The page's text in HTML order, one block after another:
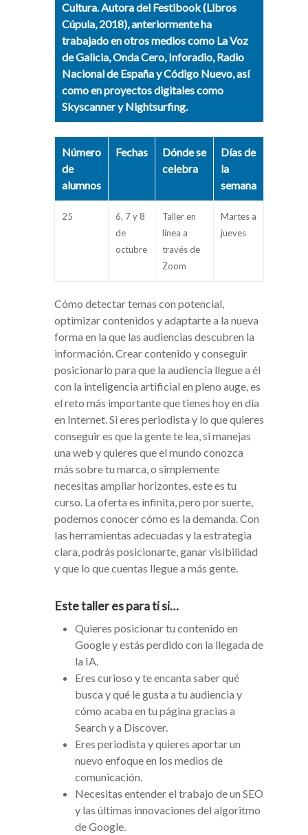
Cultura. Autora del Festibook (Libros
Cúpula, 2018), anteriormente ha
trabajado en otros medios como La Voz
de Galicia, Onda Cero, Inforadio, Radio
Nacional de España y Código Nuevo, así
como en proyectos digitales como
Skyscanner y Nightsurfing.
Número
de
alumnos
Fechas
Dónde se
celebra
Días de
la
semana
25
6, 7 y 8
de
octubre
Taller en
línea a
través de
Zoom
Martes a
jueves
Cómo detectar temas con potencial,
optimizar contenidos y adaptarte a la nueva
forma en la que las audiencias descubren la
información. Crear contenido y conseguir
posicionarlo para que la audiencia llegue a él
con la inteligencia artificial en pleno auge, es
el reto más importante que tienes hoy en día
en Internet. Si eres periodista y lo que quieres
conseguir es que la gente te lea, si manejas
una web y quieres que el mundo conozca
más sobre tu marca, o simplemente
necesitas ampliar horizontes, este es tu
curso. La oferta es infinita, pero por suerte,
podemos conocer cómo es la demanda. Con
las herramientas adecuadas y la estrategia
clara, podrás posicionarte, ganar visibilidad
y que lo que cuentas llegue a más gente.
Este taller es para ti si…
Quieres posicionar tu contenido en
Google y estás perdido con la llegada de
la IA.
Eres curioso y te encanta saber qué
busca y qué le gusta a tu audiencia y
cómo acaba en tu página gracias a
Search y a Discover.
Eres periodista y quieres aportar un
nuevo enfoque en los medios de
comunicación.
Necesitas entender el trabajo de un SEO
y las últimas innovaciones del algoritmo
de Google.